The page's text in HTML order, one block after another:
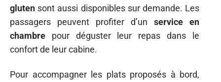
gluten sont aussi disponibles sur demande. Les
passagers peuvent profiter d’un service en
chambre pour déguster leur repas dans le
confort de leur cabine.
Pour accompagner les plats proposés à bord,